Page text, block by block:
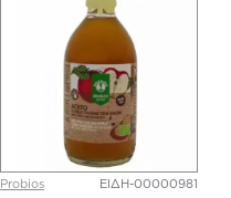
Probios ΕΙΔΗ-00000981